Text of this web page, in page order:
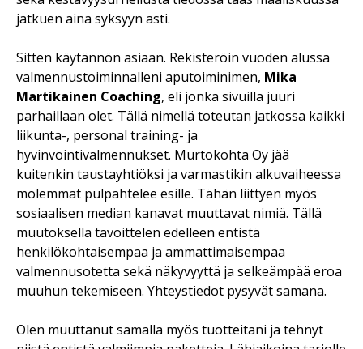
jatkuen aina syksyyn asti.
Sitten käytännön asiaan. Rekisteröin vuoden alussa
valmennustoiminnalleni aputoiminimen, Mika
Martikainen Coaching, eli jonka sivuilla juuri
parhaillaan olet. Tällä nimellä toteutan jatkossa kaikki
liikunta-, personal training- ja
hyvinvointivalmennukset. Murtokohta Oy jää
kuitenkin taustayhtiöksi ja varmastikin alkuvaiheessa
molemmat pulpahtelee esille. Tähän liittyen myös
sosiaalisen median kanavat muuttavat nimiä. Tällä
muutoksella tavoittelen edelleen entistä
henkilökohtaisempaa ja ammattimaisempaa
valmennusotetta sekä näkyvyyttä ja selkeämpää eroa
muuhun tekemiseen. Yhteystiedot pysyvät samana.
Olen muuttanut samalla myös tuotteitani ja tehnyt